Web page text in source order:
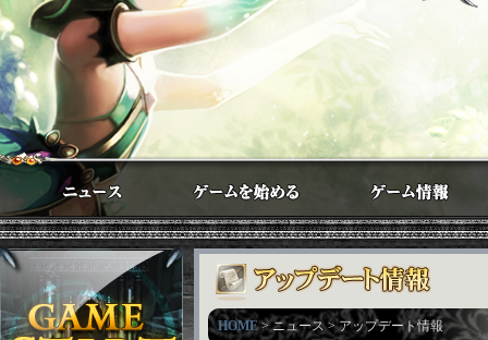
HOME> ニュース > アップデート情報